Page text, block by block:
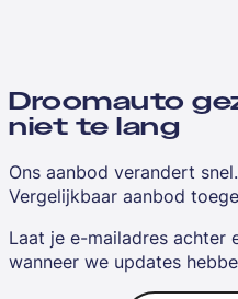
Droomauto
niet te lang
Ons aanbod verandert
Vergelijkbaar aanbod
Laat je e-mailadres achter
wanneer we updates